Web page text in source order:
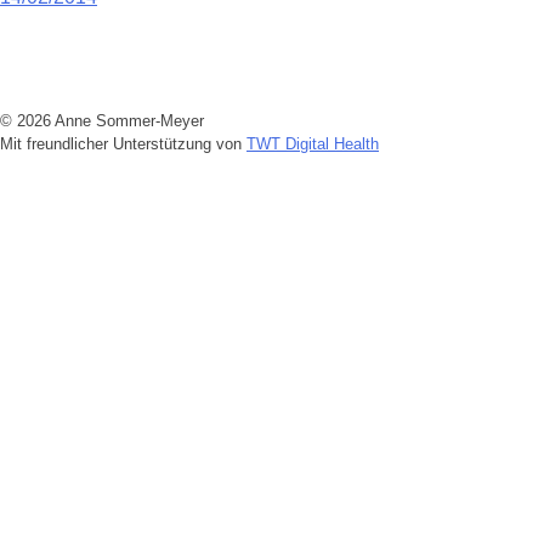
© 2026 Anne Sommer-Meyer
Mit freundlicher Unterstützung von TWT Digital Health